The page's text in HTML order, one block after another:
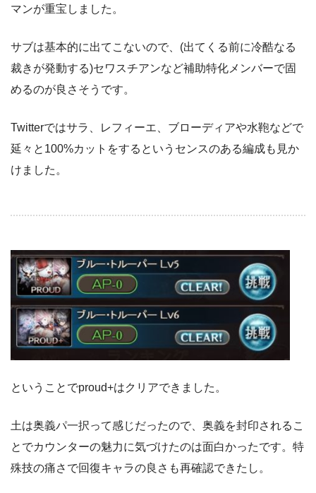
マンが重宝しました。
サブは基本的に出てこないので、(出てくる前に冷酷なる
裁きが発動する)セワスチアンなど補助特化メンバーで固
めるのが良さそうです。
Twitterではサラ、レフィーエ、ブローディアや水鞄などで
延々と100%カットをするというセンスのある編成も見か
けました。
ということでproud+はクリアできました。
土は奥義パ一択って感じだったので、奥義を封印されるこ
とでカウンターの魅力に気づけたのは面白かったです。特
殊技の痛さで回復キャラの良さも再確認できたし。